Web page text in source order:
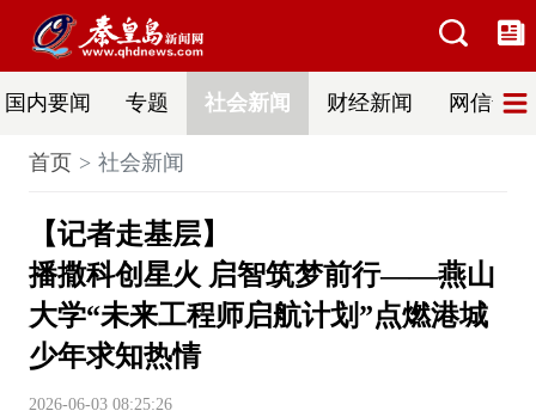
国内要闻 专题 社会新闻 财经新闻 网信普法
首页 社会新闻
【记者走基层】
播撒科创星火 启智筑梦前行——燕山
大学“未来工程师启航计划”点燃港城
少年求知热情
2026-06-03 08:25:26